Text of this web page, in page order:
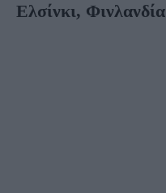
Ελσίνκι, Φινλανδία